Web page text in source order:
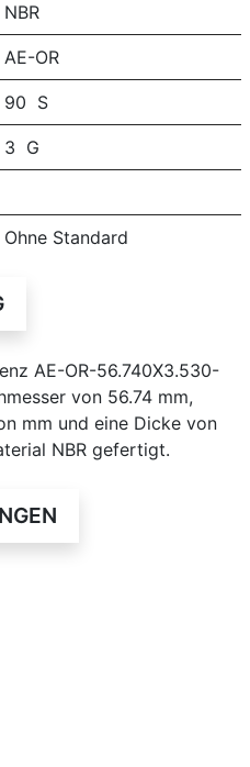
NBR
AE-OR
90 S
3 G
Ohne Standard
AE-OR-56.740X3.530-
von 56.74 mm,
mm und eine Dicke von
NBR gefertigt.